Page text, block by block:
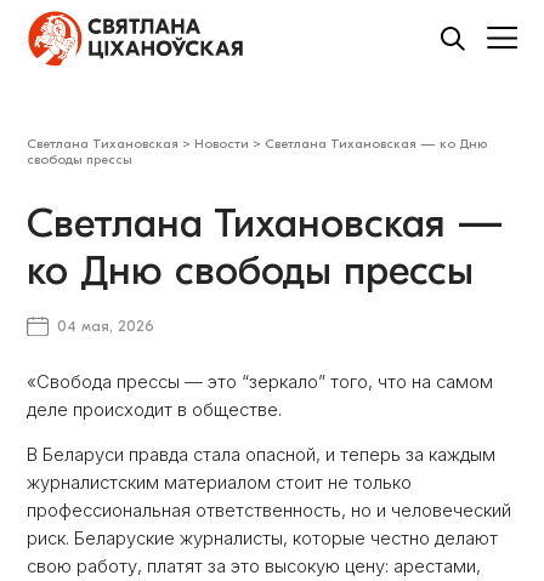
Светлана Тихановская > Новости > Светлана Тихановская — ко Дню
свободы прессы
Светлана Тихановская —
ко Дню свободы прессы
04 мая, 2026
«Свобода прессы — это “зеркало” того, что на самом
деле происходит в обществе.
В Беларуси правда стала опасной, и теперь за каждым
журналистским материалом стоит не только
профессиональная ответственность, но и человеческий
риск. Беларуские журналисты, которые честно делают
свою работу, платят за это высокую цену: арестами,